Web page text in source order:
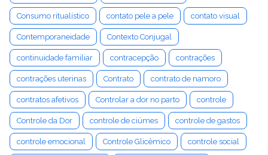
Consumo ritualístico contato pele a pele contato visual
Contemporaneidade Contexto Conjugal
continuidade familiar contracepção contrações
contrações uterinas Contrato contrato de namoro
contratos afetivos Controlar a dor no parto controle
Controle da Dor controle de ciúmes controle de gastos
controle emocional Controle Glicêmico controle social